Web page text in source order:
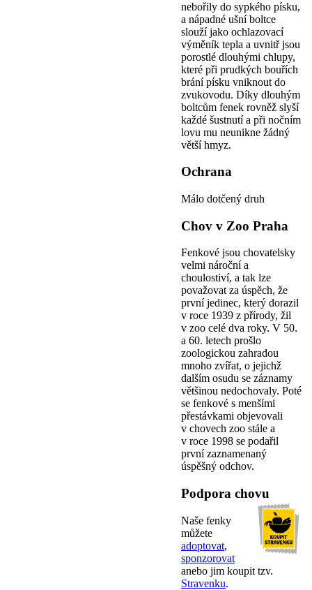
nebořily do sypkého písku,
a nápadné ušní boltce
slouží jako ochlazovací
výměník tepla a uvnitř jsou
porostlé dlouhými chlupy,
které při prudkých bouřích
brání písku vniknout do
zvukovodu. Díky dlouhým
boltcům fenek rovněž slyší
každé šustnutí a při nočním
lovu mu neunikne žádný
větší hmyz.
Ochrana
Málo dotčený druh
Chov v Zoo Praha
Fenkové jsou chovatelsky
velmi nároční a
choulostiví, a tak lze
považovat za úspěch, že
první jedinec, který dorazil
v roce 1939 z přírody, žil
v zoo celé dva roky. V 50.
a 60. letech prošlo
zoologickou zahradou
mnoho zvířat, o jejichž
dalším osudu se záznamy
většinou nedochovaly. Poté
se fenkové s menšími
přestávkami objevovali
v chovech zoo stále a
v roce 1998 se podařil
první zaznamenaný
úspěšný odchov.
Podpora chovu
Naše fenky
můžete
adoptovat,
sponzorovat
anebo jim koupit tzv.
Stravenku.